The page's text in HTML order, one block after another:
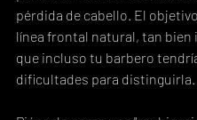
pérdida de cabello. El
línea frontal natural, tan bien
que incluso tu barbero
dificultades para distinguirla.